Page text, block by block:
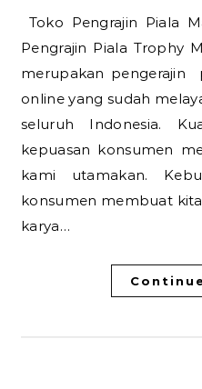
Toko Pengrajin Piala Marmer Online Terlengkap
Pengrajin Piala Trophy
merupakan pengerajin
online yang sudah
seluruh Indonesia.
kepuasan konsumen
kami utamakan.
konsumen membuat
karya…